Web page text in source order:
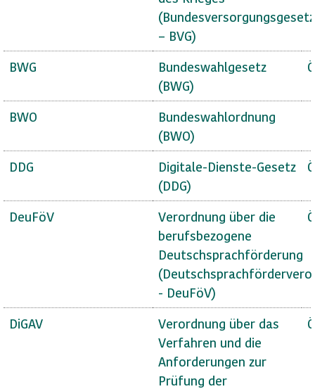
(Bundesversorgungsgesetz
– BVG)
BWG
Bundeswahlgesetz
(BWG)
BWO
Bundeswahlordnung
(BWO)
DDG
Digitale-Dienste-Gesetz
(DDG)
DeuFöV
Verordnung über die
berufsbezogene
Deutschsprachförderung
- DeuFöV)
DiGAV
Verordnung über das
Verfahren und die
Anforderungen zur
Prüfung der